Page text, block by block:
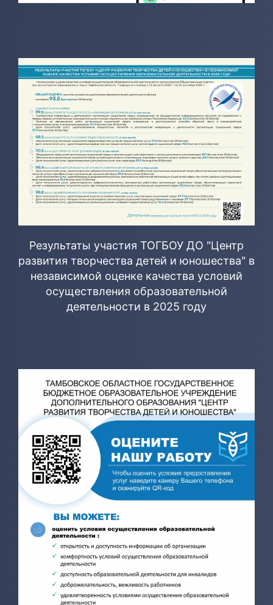
Результаты участия ТОГБОУ ДО "Центр
развития творчества детей и юношества" в
независимой оценке качества условий
осуществления образовательной
деятельности в 2025 году